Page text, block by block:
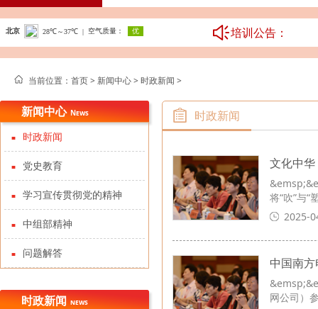
培训公告：
当前位置： 首页 > 新闻中心> 时政新闻 >
新闻中心 News
时政新闻
党史教育
学习宣传贯彻党的精神
中组部精神
问题解答
时政新闻 news
时政新闻
文化中
将“吹”与“
2025-
中国南
网公司）